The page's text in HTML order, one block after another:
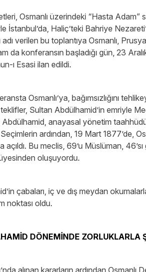
Osmanlı üzerindeki “Hasta Adam”
İstanbul’da, Haliç’teki Bahriye
verilen bu toplantıya Osmanlı,
da konferansın başladığı gün, 23
ı Esasi ilan edildi.
Osmanlı’ya, bağımsızlığını
Sultan Abdülhamid’in emriyle
anayasal yönetim
Seçimlerin ardından, 19 Mart 1877’de,
açıldı. Bu meclis, 69’u Müslüman,
oluşuyordu.
çabaları, iç ve dış meydan
noktası oldu.
DÖNEMİNDE ZORLUKLARLA
alınan kararların ardından